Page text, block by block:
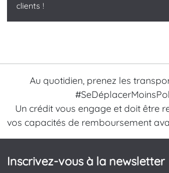
clients !
Au quotidien, prenez les
Un crédit vous engage et doit être
vos capacités de remboursement
Inscrivez-vous à la newsletter